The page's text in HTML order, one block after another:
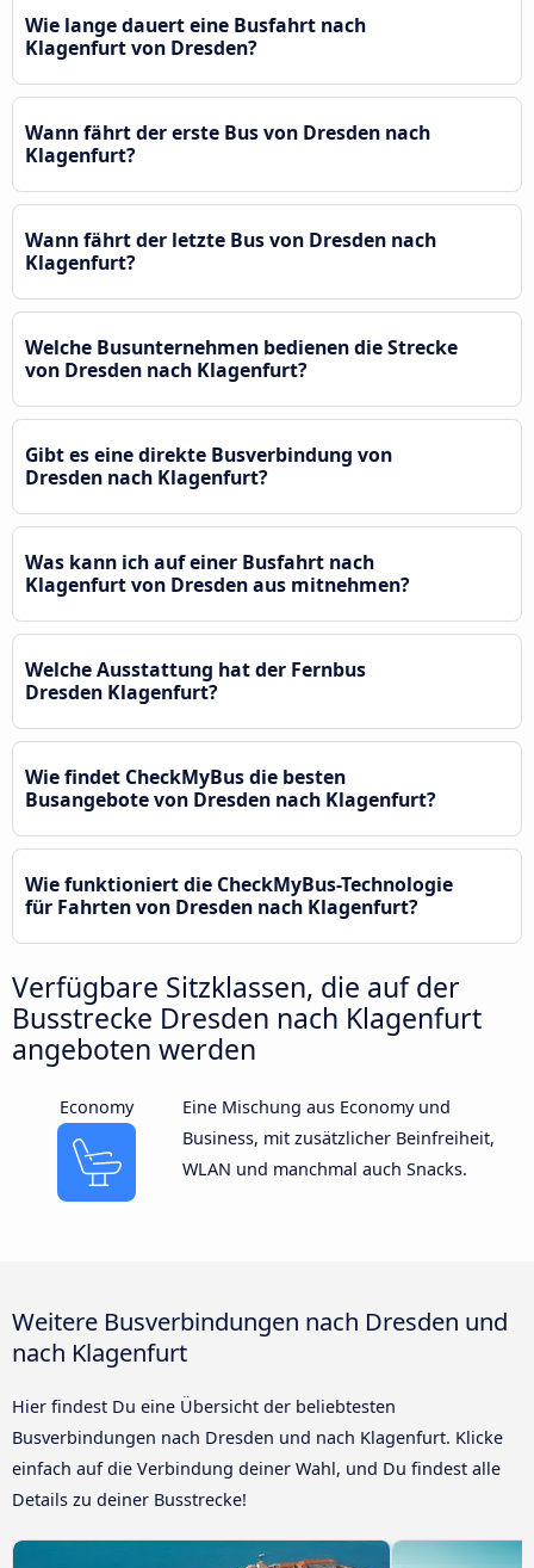
Wie lange dauert eine Busfahrt nach
Klagenfurt von Dresden?
Wann fährt der erste Bus von Dresden nach
Klagenfurt?
Wann fährt der letzte Bus von Dresden nach
Klagenfurt?
Welche Busunternehmen bedienen die Strecke
von Dresden nach Klagenfurt?
Gibt es eine direkte Busverbindung von
Dresden nach Klagenfurt?
Was kann ich auf einer Busfahrt nach
Klagenfurt von Dresden aus mitnehmen?
Welche Ausstattung hat der Fernbus
Dresden Klagenfurt?
Wie findet CheckMyBus die besten
Busangebote von Dresden nach Klagenfurt?
Wie funktioniert die CheckMyBus-Technologie
für Fahrten von Dresden nach Klagenfurt?
Verfügbare Sitzklassen, die auf der
Busstrecke Dresden nach Klagenfurt
angeboten werden
Economy
Eine Mischung aus Economy und
Business, mit zusätzlicher Beinfreiheit,
WLAN und manchmal auch Snacks.
Weitere Busverbindungen nach Dresden und
nach Klagenfurt
Hier findest Du eine Übersicht der beliebtesten
Busverbindungen nach Dresden und nach Klagenfurt. Klicke
einfach auf die Verbindung deiner Wahl, und Du findest alle
Details zu deiner Busstrecke!